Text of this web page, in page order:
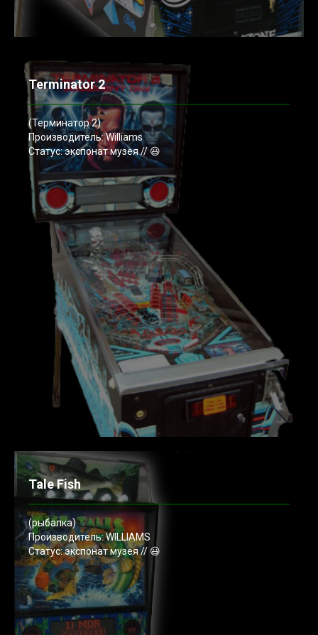
Terminator 2
(Терминатор 2)
Производитель: Williams
Статус: экспонат музея // 😃
Tale Fish
(рыбалка)
Производитель: WILLIAMS
Статус: экспонат музея // 😃